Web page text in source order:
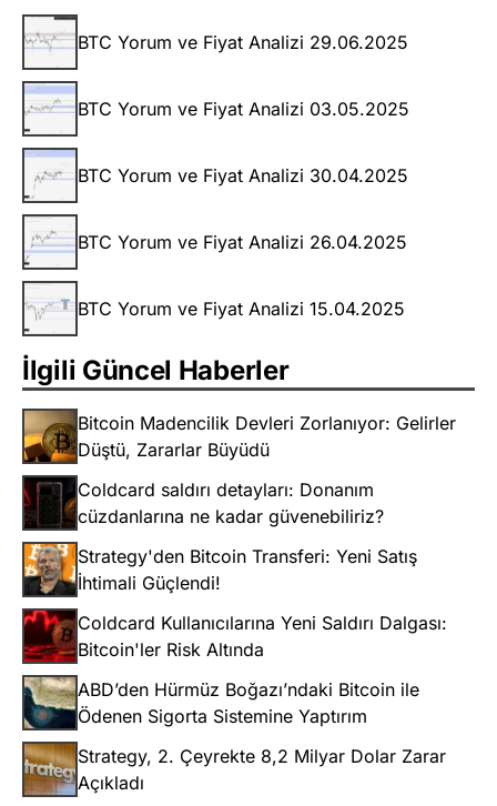
BTC Yorum ve Fiyat Analizi 29.06.2025
BTC Yorum ve Fiyat Analizi 03.05.2025
BTC Yorum ve Fiyat Analizi 30.04.2025
BTC Yorum ve Fiyat Analizi 26.04.2025
BTC Yorum ve Fiyat Analizi 15.04.2025
İlgili Güncel Haberler
Bitcoin Madencilik Devleri Zorlanıyor: Gelirler
Düştü, Zararlar Büyüdü
Coldcard saldırı detayları: Donanım
cüzdanlarına ne kadar güvenebiliriz?
Strategy'den Bitcoin Transferi: Yeni Satış
İhtimali Güçlendi!
Coldcard Kullanıcılarına Yeni Saldırı Dalgası:
Bitcoin'ler Risk Altında
ABD’den Hürmüz Boğazı’ndaki Bitcoin ile
Ödenen Sigorta Sistemine Yaptırım
Strategy, 2. Çeyrekte 8,2 Milyar Dolar Zarar
Açıkladı